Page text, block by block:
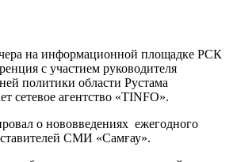
на информационной площадке РСК
с участием руководителя
политики области Рустама
сетевое агентство «TINFO».
о нововведениях ежегодного
СМИ «Самғау».